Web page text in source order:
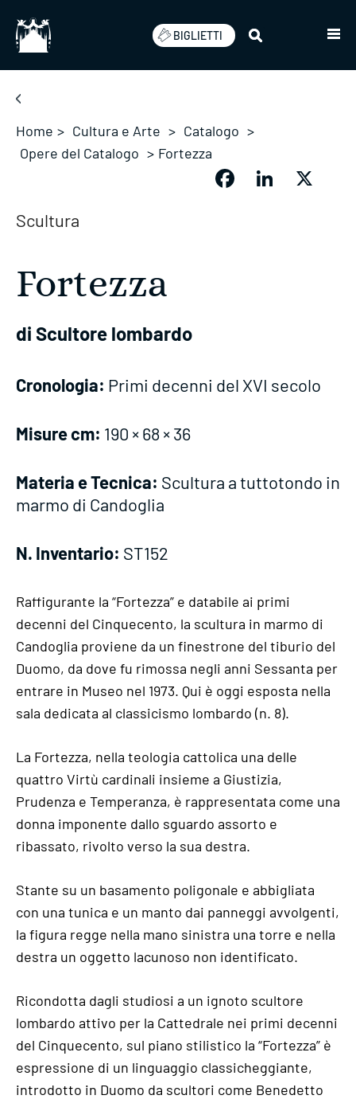
BIGLIETTI
Home > Cultura e Arte > Catalogo >
Opere del Catalogo > Fortezza
FacebookLinkedIn
Scultura
Fortezza
di Scultore lombardo
Cronologia: Primi decenni del XVI secolo
Misure cm: 190 × 68 × 36
Materia e Tecnica: Scultura a tuttotondo in
marmo di Candoglia
N. Inventario: ST152
Raffigurante la “Fortezza” e databile ai primi
decenni del Cinquecento, la scultura in marmo di
Candoglia proviene da un finestrone del tiburio del
Duomo, da dove fu rimossa negli anni Sessanta per
entrare in Museo nel 1973. Qui è oggi esposta nella
sala dedicata al classicismo lombardo (n. 8).
La Fortezza, nella teologia cattolica una delle
quattro Virtù cardinali insieme a Giustizia,
Prudenza e Temperanza, è rappresentata come una
donna imponente dallo sguardo assorto e
ribassato, rivolto verso la sua destra.
Stante su un basamento poligonale e abbigliata
con una tunica e un manto dai panneggi avvolgenti,
la figura regge nella mano sinistra una torre e nella
destra un oggetto lacunoso non identificato.
Ricondotta dagli studiosi a un ignoto scultore
lombardo attivo per la Cattedrale nei primi decenni
del Cinquecento, sul piano stilistico la “Fortezza” è
espressione di un linguaggio classicheggiante,
introdotto in Duomo da scultori come Benedetto